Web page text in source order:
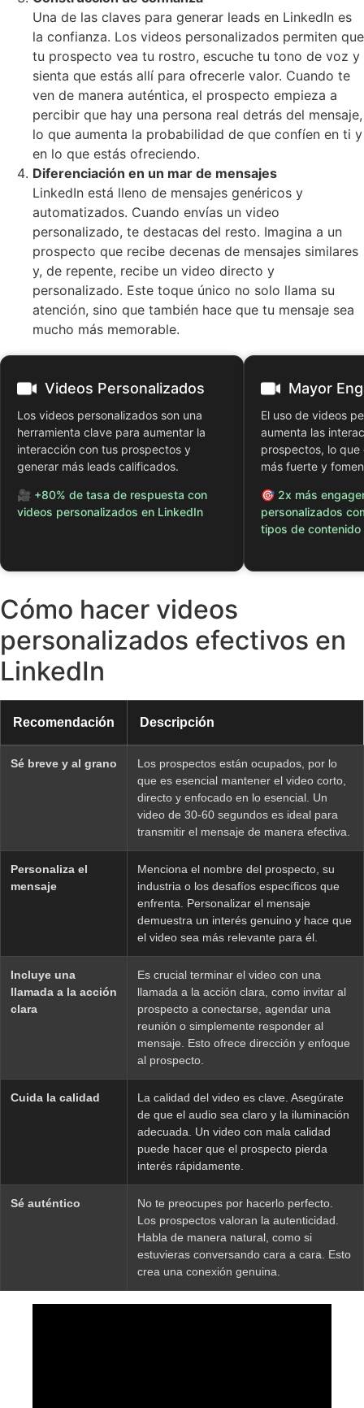
Una de las claves para generar leads en LinkedIn es
la confianza. Los videos personalizados permiten que
tu prospecto vea tu rostro, escuche tu tono de voz y
sienta que estás allí para ofrecerle valor. Cuando te
ven de manera auténtica, el prospecto empieza a
percibir que hay una persona real detrás del mensaje,
lo que aumenta la probabilidad de que confíen en ti y
en lo que estás ofreciendo.
Diferenciación en un mar de mensajes
LinkedIn está lleno de mensajes genéricos y
automatizados. Cuando envías un video
personalizado, te destacas del resto. Imagina a un
prospecto que recibe decenas de mensajes similares
y, de repente, recibe un video directo y
personalizado. Este toque único no solo llama su
atención, sino que también hace que tu mensaje sea
mucho más memorable.
Videos Personalizados
Los videos personalizados son una
herramienta clave para aumentar la
interacción con tus prospectos y
generar más leads calificados.
🎥 +80% de tasa de respuesta con
videos personalizados en LinkedIn
Mayor
El uso de videos
aumenta las
prospectos, lo que
más fuerte y
🎯 2x más
personalizados
tipos de contenido
Cómo hacer videos
personalizados efectivos en
LinkedIn
Recomendación Descripción
Sé breve y al grano
Los prospectos están ocupados, por lo
que es esencial mantener el video corto,
directo y enfocado en lo esencial. Un
video de 30-60 segundos es ideal para
transmitir el mensaje de manera efectiva.
Personaliza el
mensaje
Menciona el nombre del prospecto, su
industria o los desafíos específicos que
enfrenta. Personalizar el mensaje
demuestra un interés genuino y hace que
el video sea más relevante para él.
Incluye una
llamada a la acción
clara
Es crucial terminar el video con una
llamada a la acción clara, como invitar al
prospecto a conectarse, agendar una
reunión o simplemente responder al
mensaje. Esto ofrece dirección y enfoque
al prospecto.
Cuida la calidad
La calidad del video es clave. Asegúrate
de que el audio sea claro y la iluminación
adecuada. Un video con mala calidad
puede hacer que el prospecto pierda
interés rápidamente.
Sé auténtico
No te preocupes por hacerlo perfecto.
Los prospectos valoran la autenticidad.
Habla de manera natural, como si
estuvieras conversando cara a cara. Esto
crea una conexión genuina.